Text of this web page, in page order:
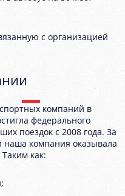
с организацией
компаний в
федерального
поездок с 2008 года. За
наша компания оказывала
как: